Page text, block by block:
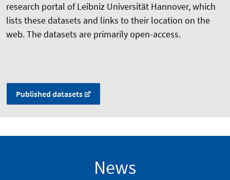
research portal of Leibniz Universität Hannover, which
lists these datasets and links to their location on the
web. The datasets are primarily open-access.
Published datasets
News